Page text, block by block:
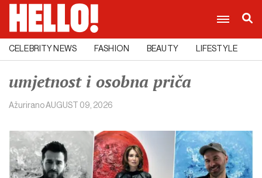
CELEBRITY NEWS FASHION BEAUTY LIFESTYLE
umjetnost i osobna priča
AžuriranoAUGUST 09, 2026